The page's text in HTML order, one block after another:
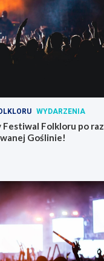
WYDARZENIA
Folkloru po raz
Goślinie!